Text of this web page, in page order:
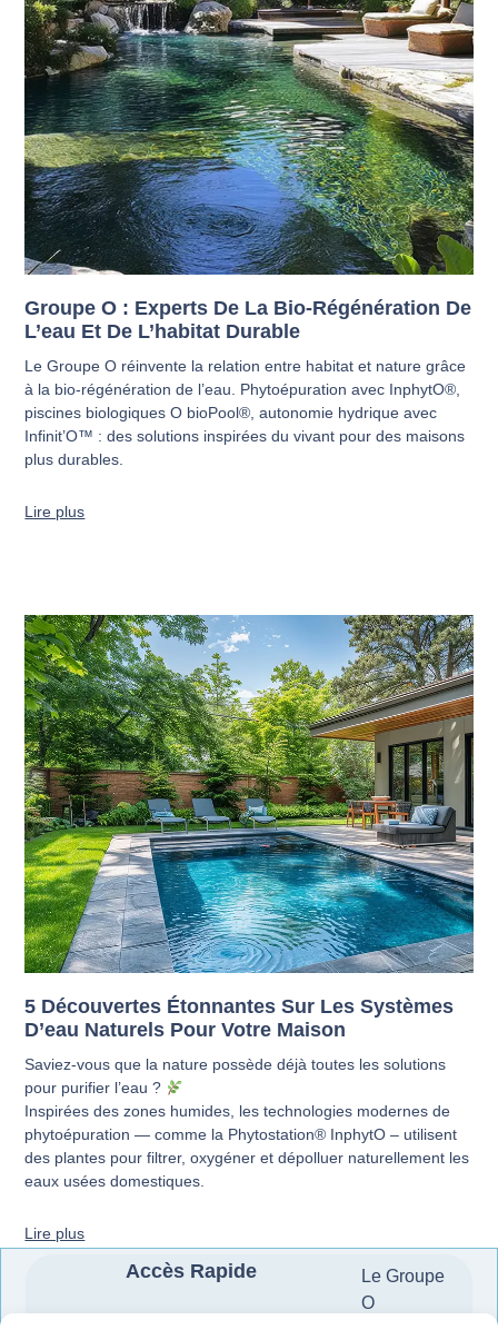
Groupe O : Experts De La Bio-Régénération De
L’eau Et De L’habitat Durable
Le Groupe O réinvente la relation entre habitat et nature grâce
à la bio-régénération de l’eau. Phytoépuration avec InphytO®,
piscines biologiques O bioPool®, autonomie hydrique avec
Infinit’O™ : des solutions inspirées du vivant pour des maisons
plus durables.
Lire plus
5 Découvertes Étonnantes Sur Les Systèmes
D’eau Naturels Pour Votre Maison
Saviez-vous que la nature possède déjà toutes les solutions
pour purifier l’eau ?
Inspirées des zones humides, les technologies modernes de
phytoépuration — comme la Phytostation® InphytO – utilisent
des plantes pour filtrer, oxygéner et dépolluer naturellement les
eaux usées domestiques.
Lire plus
Accès Rapide
Le Groupe
O